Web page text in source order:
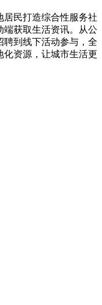
居民打造综合性服务社
端获取生活资讯。从公
到线下活动参与，全
资源，让城市生活更